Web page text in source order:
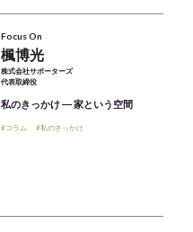
Focus On
楓博光
株式会社サポーターズ
代表取締役
私のきっかけ ― 家という空間
#コラム #私のきっかけ